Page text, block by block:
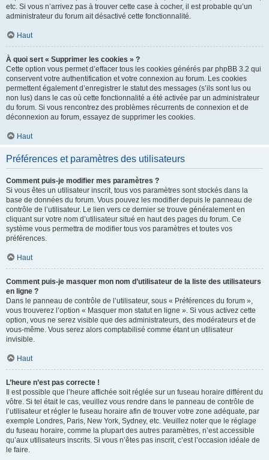
etc. Si vous n’arrivez pas à trouver cette case à cocher, il est probable qu’un
administrateur du forum ait désactivé cette fonctionnalité.
Haut
À quoi sert « Supprimer les cookies » ?
Cette option vous permet d’effacer tous les cookies générés par phpBB 3.2 qui
conservent votre authentification et votre connexion au forum. Les cookies
permettent également d’enregistrer le statut des messages (s’ils sont lus ou
non lus) dans le cas où cette fonctionnalité a été activée par un administrateur
du forum. Si vous rencontrez des problèmes récurrents de connexion et de
déconnexion au forum, essayez de supprimer les cookies.
Haut
Préférences et paramètres des utilisateurs
Comment puis-je modifier mes paramètres ?
Si vous êtes un utilisateur inscrit, tous vos paramètres sont stockés dans la
base de données du forum. Vous pouvez les modifier depuis le panneau de
contrôle de l’utilisateur. Le lien vers ce dernier se trouve généralement en
cliquant sur votre nom d’utilisateur situé en haut des pages du forum. Ce
système vous permettra de modifier tous vos paramètres et toutes vos
préférences.
Haut
Comment puis-je masquer mon nom d’utilisateur de la liste des utilisateurs
en ligne ?
Dans le panneau de contrôle de l’utilisateur, sous « Préférences du forum »,
vous trouverez l’option « Masquer mon statut en ligne ». Si vous activez cette
option, vous ne serez visible que des administrateurs, des modérateurs et de
vous-même. Vous serez alors comptabilisé comme étant un utilisateur
invisible.
Haut
L’heure n’est pas correcte !
Il est possible que l’heure affichée soit réglée sur un fuseau horaire différent du
vôtre. Si tel était le cas, veuillez vous rendre dans le panneau de contrôle de
l’utilisateur et régler le fuseau horaire afin de trouver votre zone adéquate, par
exemple Londres, Paris, New York, Sydney, etc. Veuillez noter que le réglage
du fuseau horaire, comme la plupart des autres paramètres, n’est accessible
qu’aux utilisateurs inscrits. Si vous n’êtes pas inscrit, c’est l’occasion idéale de
le faire.